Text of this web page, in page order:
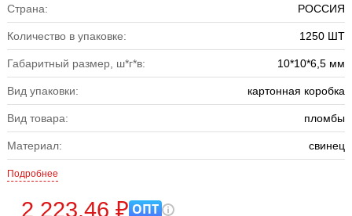
Страна: РОССИЯ
Количество в упаковке: 1250 ШТ
Габаритный размер, ш*г*в: 10*10*6,5 мм
Вид упаковки: картонная коробка
Вид товара: пломбы
Материал: свинец
Подробнее
2 223.46 ₽ ОПТ